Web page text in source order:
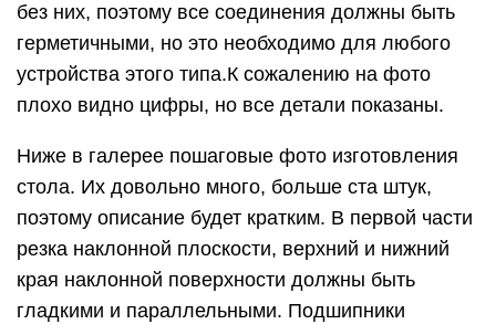
без них, поэтому все соединения должны быть
герметичными, но это необходимо для любого
устройства этого типа.К сожалению на фото
плохо видно цифры, но все детали показаны.
Ниже в галерее пошаговые фото изготовления
стола. Их довольно много, больше ста штук,
поэтому описание будет кратким. В первой части
резка наклонной плоскости, верхний и нижний
края наклонной поверхности должны быть
гладкими и параллельными. Подшипники